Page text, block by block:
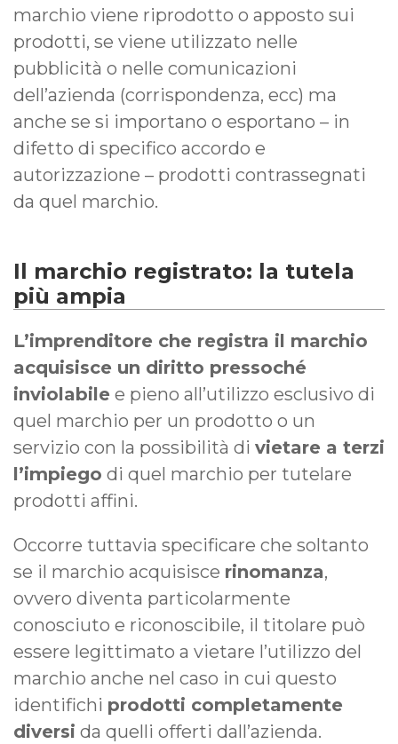
marchio viene riprodotto o apposto sui
prodotti, se viene utilizzato nelle
pubblicità o nelle comunicazioni
dell’azienda (corrispondenza, ecc) ma
anche se si importano o esportano – in
difetto di specifico accordo e
autorizzazione – prodotti contrassegnati
da quel marchio.
Il marchio registrato: la tutela
più ampia
L’imprenditore che registra il marchio
acquisisce un diritto pressoché
inviolabile e pieno all’utilizzo esclusivo di
quel marchio per un prodotto o un
servizio con la possibilità di vietare a terzi
l’impiego di quel marchio per tutelare
prodotti affini.
Occorre tuttavia specificare che soltanto
se il marchio acquisisce rinomanza,
ovvero diventa particolarmente
conosciuto e riconoscibile, il titolare può
essere legittimato a vietare l’utilizzo del
marchio anche nel caso in cui questo
identifichi prodotti completamente
diversi da quelli offerti dall’azienda.